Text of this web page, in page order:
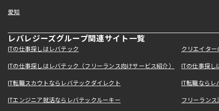
愛知
レバレジーズグループ関連サイト一覧
ITの仕事探しはレバテック クリエイタ
ITの仕事探しはレバテック（フリーランス向けサービス紹介） ITの仕事探
IT転職スカウトならレバテックダイレクト IT転職なら
ITエンジニア就活ならレバテックルーキー フリーラン